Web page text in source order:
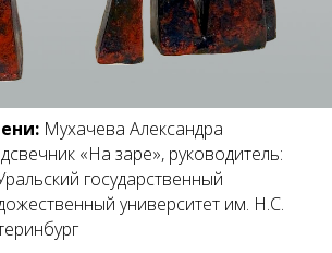
Мухачева Александра
«На заре», руководитель:
государственный
университет им. Н.С.